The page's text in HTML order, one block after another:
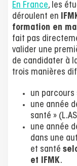
En France, les
déroulent en
formation en
fait pas
valider une
de candidater à
trois manières
un parcours
une année
santé »
une année
dans une
et santé
et IFMK.